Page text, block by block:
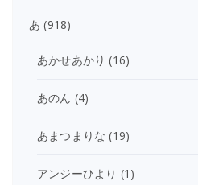
あ (918)
あかせあかり (16)
あのん (4)
あまつまりな (19)
アンジーひより (1)